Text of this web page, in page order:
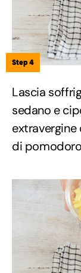
Step 4
Lascia
sedano e
extravergine
di pomodoro